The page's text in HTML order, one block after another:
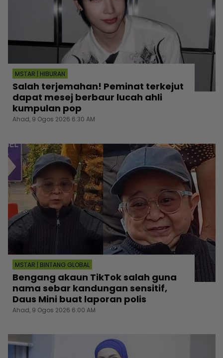
MSTAR | HIBURAN
Salah terjemahan! Peminat terkejut
dapat mesej berbaur lucah ahli
kumpulan pop
Ahad, 9 Ogos 2026 6:30 AM
MSTAR | BINTANG GLOBAL
Bengang akaun TikTok salah guna
nama sebar kandungan sensitif,
Daus Mini buat laporan polis
Ahad, 9 Ogos 2026 6:00 AM